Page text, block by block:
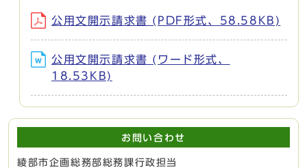
公用文開示請求書 (PDF形式、58.58KB)
公用文開示請求書 (ワード形式、
18.53KB)
お問い合わせ
綾部市企画総務部総務課行政担当